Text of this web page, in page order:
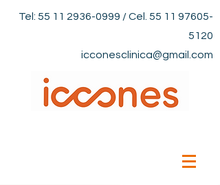
Tel: 55 11 2936-0999 / Cel. 55 11 97605-
5120
icconesclinica@gmail.com